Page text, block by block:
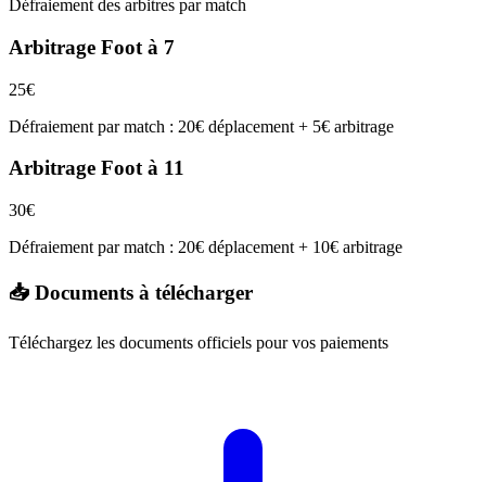
Défraiement des arbitres par match
Arbitrage Foot à 7
25€
Défraiement par match : 20€ déplacement + 5€ arbitrage
Arbitrage Foot à 11
30€
Défraiement par match : 20€ déplacement + 10€ arbitrage
📥 Documents à télécharger
Téléchargez les documents officiels pour vos paiements